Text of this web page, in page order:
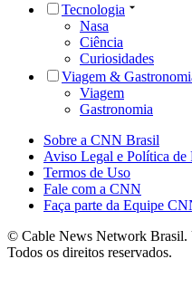
Tecnologia
Nasa
Ciência
Curiosidades
Viagem &
Viagem
Gastronomia
Sobre a CNN Brasil
Aviso Legal e Política de
Termos de Uso
Fale com a CNN
Faça parte da Equipe
© Cable News Network
Todos os direitos reservados.